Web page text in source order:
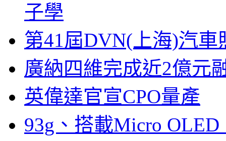
子學
第41屆DVN(上海)汽
廣納四維完成近2億元
英偉達官宣CPO量產
93g、搭載Micro